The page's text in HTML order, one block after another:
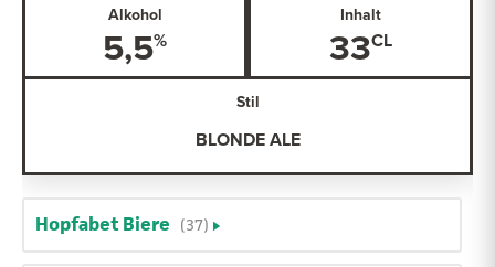
Alkohol
5,5
Inhalt
33
Stil
BLONDE ALE
Hopfabet Biere (37)